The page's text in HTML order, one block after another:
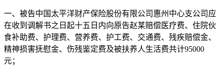
一、被告中国太平洋财产保险股份有限公司惠州中心支公司应
在收到调解书之日起十五日内向原告赵某赔偿医疗费、住院伙
食补助费、护理费、营养费、护工费、交通费、残疾赔偿金、
精神损害抚慰金、伤残鉴定费及被扶养人生活费共计95000
元；